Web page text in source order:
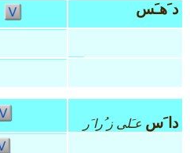
د َهـَس
دا َس عـَلى ز ُرا َر